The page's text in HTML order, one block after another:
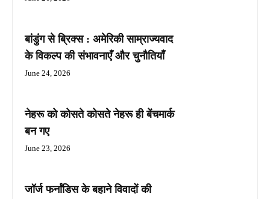
बांडुंग से ब्रिक्स : अमेरिकी साम्राज्यवाद
के विकल्प की संभावनाएँ और चुनौतियाँ
June 24, 2026
नेहरू को कोसते कोसते नेहरू ही बेंचमार्क
बन गए
June 23, 2026
जॉर्ज फर्नांडिस के बहाने विवादों की